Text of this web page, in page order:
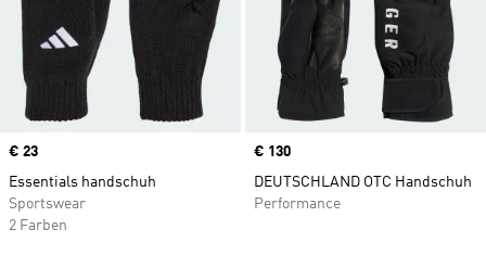
Price
€ 23
Essentials handschuh
Sportswear
2 Farben
Price
€ 130
DEUTSCHLAND OTC Handschuh
Performance